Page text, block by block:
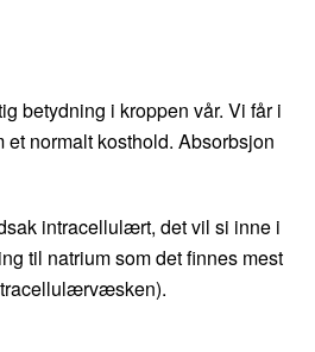
betydning i kroppen vår. Vi får i
normalt kosthold. Absorbsjon
intracellulært, det vil si inne i
til natrium som det finnes mest